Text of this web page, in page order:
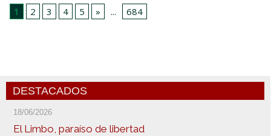
1
2 3 4 5 » ... 684
DESTACADOS
18/06/2026
El Limbo, paraíso de libertad